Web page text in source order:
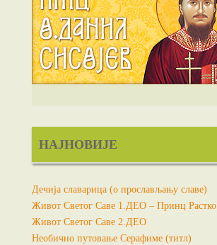
НАЈНОВИЈЕ
Дечија славарица (о прослављању славе)
Живот Светог Саве 1.ДЕО – Принц Растко
Живот Светог Саве 2.ДЕО
Необично путовање Серафиме (титл)